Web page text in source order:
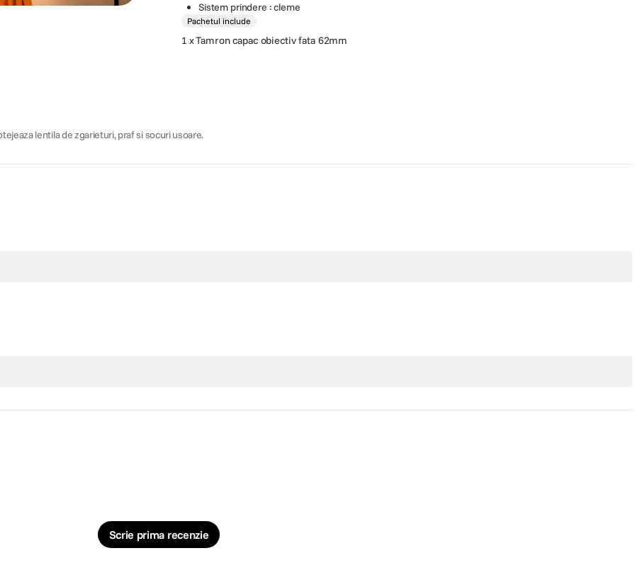
Sistem prindere : cleme
Pachetul include
1 xTamron capac obiectiv fata 62mm
lentila de zgarieturi, praf si socuri usoare.
Scrie prima recenzie